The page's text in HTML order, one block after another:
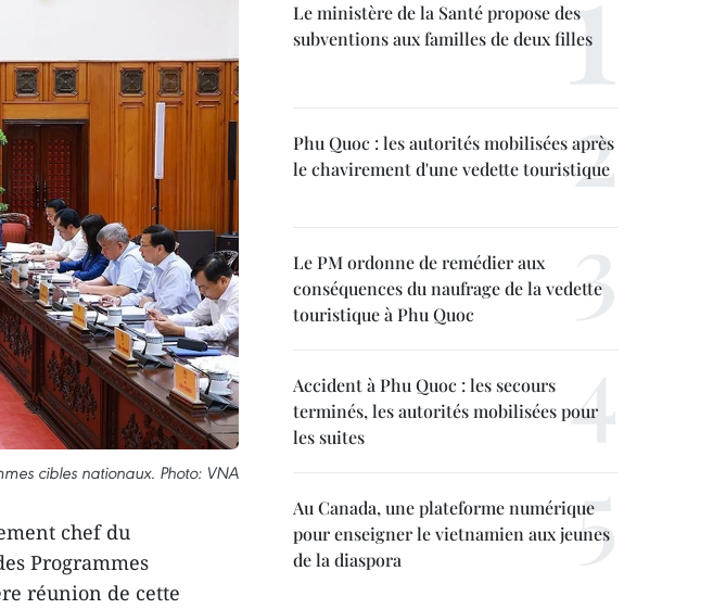
cibles nationaux. Photo: VNA
chef du
Programmes
réunion de cette
Le ministère de la Santé propose des
subventions aux familles de deux filles
Phu Quoc : les autorités mobilisées après
le chavirement d'une vedette touristique
Le PM ordonne de remédier aux
conséquences du naufrage de la vedette
touristique à Phu Quoc
Accident à Phu Quoc : les secours
terminés, les autorités mobilisées pour
les suites
Au Canada, une plateforme numérique
pour enseigner le vietnamien aux jeunes
de la diaspora